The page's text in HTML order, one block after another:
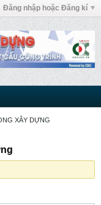
Đăng nhập hoặc Đăng kí
XÂY DỰNG